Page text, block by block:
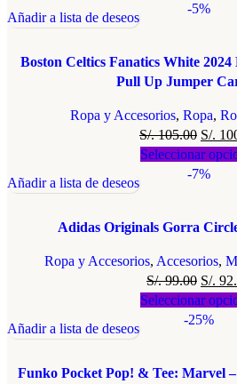
-5%
Añadir a lista de deseos
Boston Celtics Fanatics White
Pull Up Jumper
Ropa y Accesorios, Ropa,
S/.105.00 S/.
Seleccionar
-7%
Añadir a lista de deseos
Adidas Originals Gorra
Ropa y Accesorios, Accesorios,
S/.99.00 S/.
Seleccionar
-25%
Añadir a lista de deseos
Funko Pocket Pop! & Tee: Marvel